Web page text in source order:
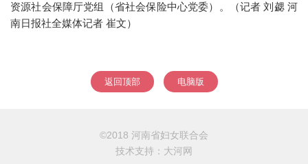
资源社会保障厅党组（省社会保险中心党委）。（记者 刘勰 河
南日报社全媒体记者 崔文）
返回顶部 电脑版
©2018 河南省妇女联合会
技术支持： 大河网